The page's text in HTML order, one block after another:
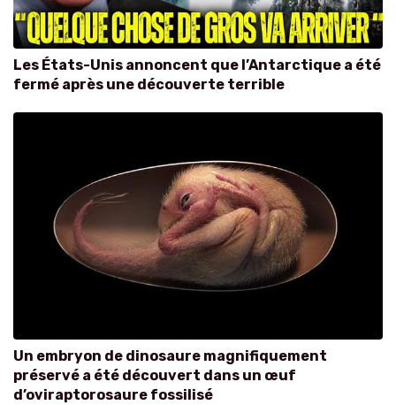
Les États-Unis annoncent que l’Antarctique a été
fermé après une découverte terrible
Un embryon de dinosaure magnifiquement
préservé a été découvert dans un œuf
d’oviraptorosaure fossilisé